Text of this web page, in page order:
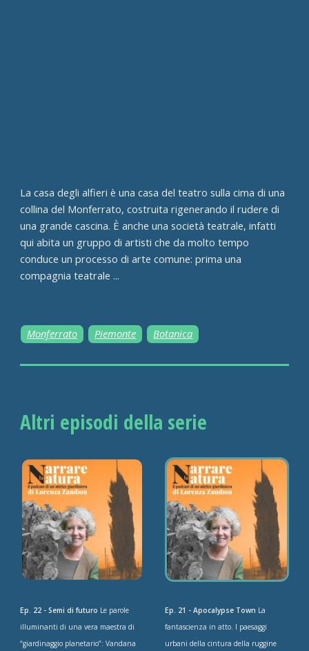
La casa degli alfieri è una casa del teatro sulla cima di una
collina del Monferrato, costruita rigenerando il rudere di
una grande cascina. È anche una società teatrale, infatti
qui abita un gruppo di artisti che da molto tempo
conduce un processo di arte comune: prima una
compagnia teatrale ...
Monferrato Piemonte Botanica
Altri episodi della serie
Ep. 22 - Semi di futuro Le parole
illuminanti di una vera maestra di
“giardinaggio planetario”: Vandana
Ep. 21 - Apocalypse Town La
fantascienza in atto. I paesaggi
urbani della cintura della ruggine